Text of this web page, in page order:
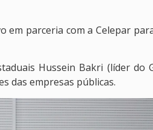
em parceria com a Celepar
Hussein Bakri (líder do
das empresas públicas.